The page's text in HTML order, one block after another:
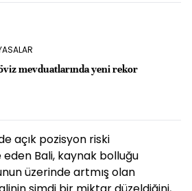
mevduatlarında yeni rekor
açık pozisyon riski
eden Bali, kaynak bolluğu
üzerinde artmış olan